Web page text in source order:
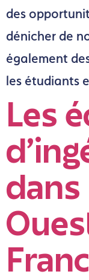
des
dénicher de
également
les étudiants
Les
dans